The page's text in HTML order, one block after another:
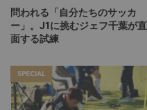
問われる「自分たちのサッカ
ー」。J1に挑むジェフ千葉が直
面する試練
SPECIAL